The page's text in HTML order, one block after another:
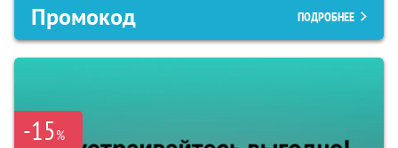
Промокод ПОДРОБНЕЕ
-15%